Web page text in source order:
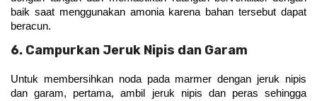
baik saat menggunakan amonia karena bahan tersebut dapat
beracun.
6. Campurkan Jeruk Nipis dan Garam
Untuk membersihkan noda pada marmer dengan jeruk nipis
dan garam, pertama, ambil jeruk nipis dan peras sehingga